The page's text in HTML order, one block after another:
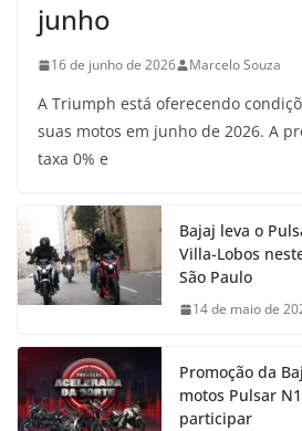
junho
16 de junho de 2026 Marcelo Souza
A Triumph está oferecendo
suas motos em junho de 2026. A
taxa 0% e
Bajaj leva o
Villa-Lobos
São Paulo
14 de maio de
Promoção da
motos Pulsar
participar